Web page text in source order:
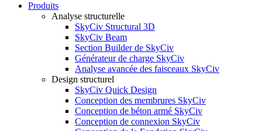
Produits
Analyse structurelle
SkyCiv Structural 3D
SkyCiv Beam
Section Builder de SkyCiv
Générateur de charge SkyCiv
Analyse avancée des faisceaux SkyCiv
Design structurel
SkyCiv Quick Design
Conception des membrures SkyCiv
Conception de béton armé SkyCiv
Conception de connexion SkyCiv